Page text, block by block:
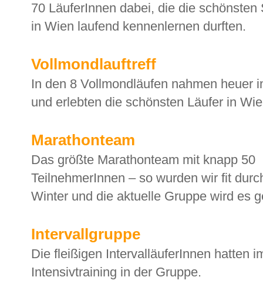
70 LäuferInnen dabei, die die schönsten
in Wien laufend kennenlernen durften.
Vollmondlauftreff
In den 8 Vollmondläufen nahmen heuer
und erlebten die schönsten Läufer in
Marathonteam
Das größte Marathonteam mit knapp 50
TeilnehmerInnen – so wurden wir fit
Winter und die aktuelle Gruppe wird es
Intervallgruppe
Die fleißigen IntervalläuferInnen hatten
Intensivtraining in der Gruppe.